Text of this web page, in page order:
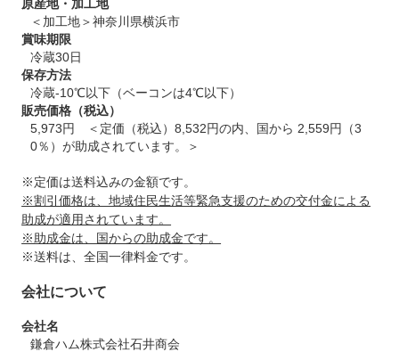
原産地・加工地
＜加工地＞神奈川県横浜市
賞味期限
冷蔵30日
保存方法
冷蔵-10℃以下（ベーコンは4℃以下）
販売価格（税込）
5,973円 ＜定価（税込）8,532円の内、国から 2,559円（3
0％）が助成されています。＞
※定価は送料込みの金額です。
※割引価格は、地域住民生活等緊急支援のための交付金による
助成が適用されています。
※助成金は、国からの助成金です。
※送料は、全国一律料金です。
会社について
会社名
鎌倉ハム株式会社石井商会